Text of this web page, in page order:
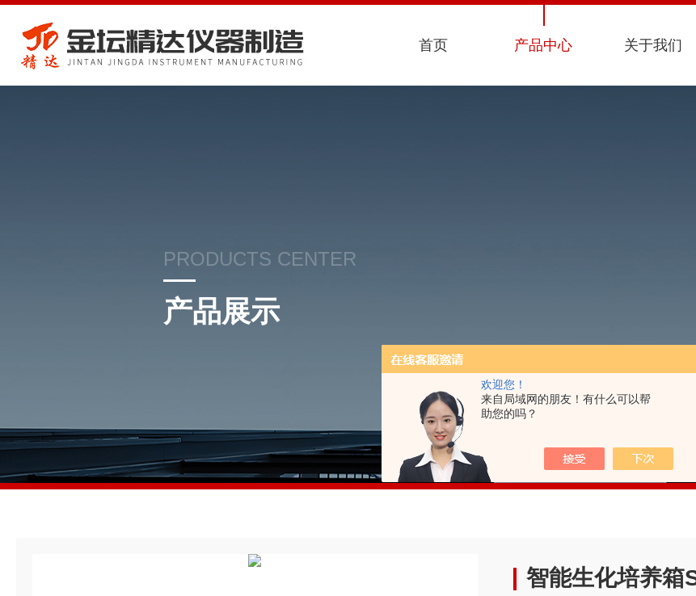
欢迎您！
来自局域网的朋友！有什么可以帮
助您的吗？
首页 产品中心 关于我们
PRODUCTS CENTER
产品展示
智能生化培养箱